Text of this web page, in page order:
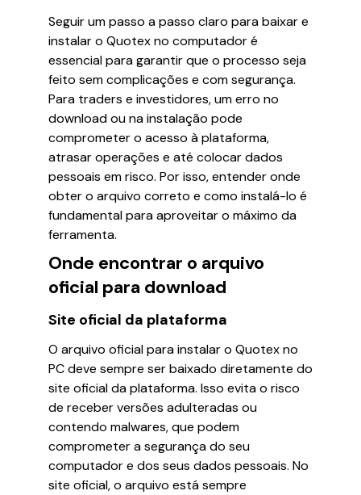
Seguir um passo a passo claro para baixar e
instalar o Quotex no computador é
essencial para garantir que o processo seja
feito sem complicações e com segurança.
Para traders e investidores, um erro no
download ou na instalação pode
comprometer o acesso à plataforma,
atrasar operações e até colocar dados
pessoais em risco. Por isso, entender onde
obter o arquivo correto e como instalá-lo é
fundamental para aproveitar o máximo da
ferramenta.
Onde encontrar o arquivo
oficial para download
Site oficial da plataforma
O arquivo oficial para instalar o Quotex no
PC deve sempre ser baixado diretamente do
site oficial da plataforma. Isso evita o risco
de receber versões adulteradas ou
contendo malwares, que podem
comprometer a segurança do seu
computador e dos seus dados pessoais. No
site oficial, o arquivo está sempre